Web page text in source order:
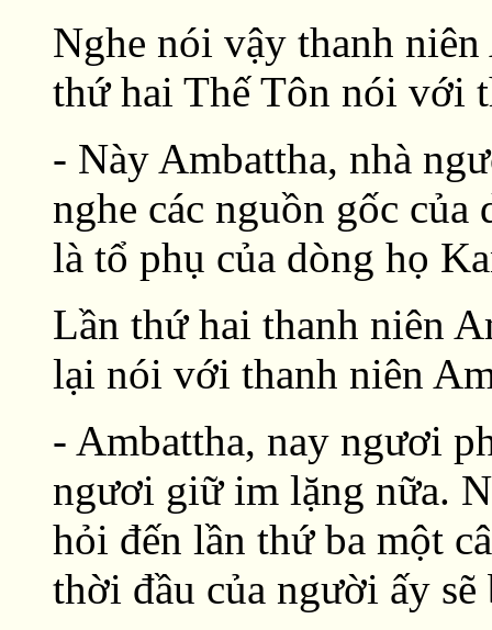
Nghe nói vậy thanh
thứ hai Thế Tôn nói với
- Này Ambattha, nhà
nghe các nguồn gốc
là tổ phụ của dòng họ
Lần thứ hai thanh niên
lại nói với thanh niên
- Ambattha, nay ngươi
ngươi giữ im lặng nữa.
hỏi đến lần thứ ba một
thời đầu của người ấy